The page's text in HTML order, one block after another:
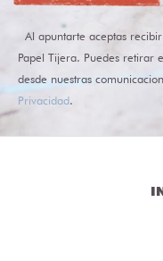
Al apuntarte aceptas
Papel Tijera. Puedes retirar
desde nuestras
Privacidad.